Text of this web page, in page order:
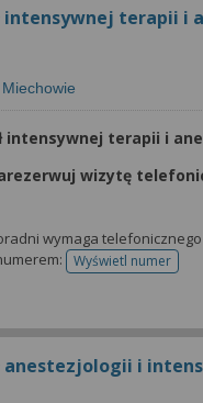
intensywnej terapii i
intensywnej terapii i
wizytę
wymaga
Wyświetl numer
telefonu do
anestezjologii i